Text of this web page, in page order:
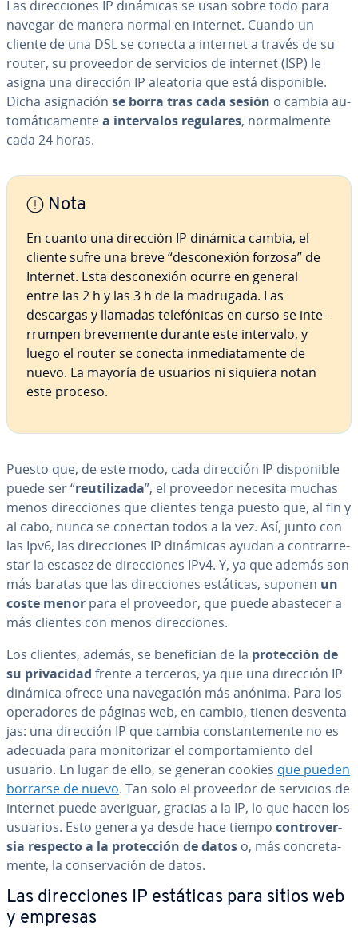
Las di­re­c­cio­nes IP dinámicas se usan sobre todo para
navegar de manera normal en internet. Cuando un
cliente de una DSL se conecta a internet a través de su
router, su proveedor de servicios de internet (ISP) le
asigna una dirección IP aleatoria que está di­s­po­ni­ble.
Dicha asi­g­na­ción se borra tras cada sesión o cambia au­
to­má­ti­ca­me­n­tea in­te­r­va­los regulares, no­r­ma­l­me­n­te
cada 24 horas.
Nota
En cuanto una dirección IP dinámica cambia, el
cliente sufre una breve “de­s­co­ne­xión forzosa” de
Internet. Esta de­s­co­ne­xión ocurre en general
entre las 2 h y las 3 h de la madrugada. Las
descargas y llamadas te­le­fó­ni­cas en curso se in­te­
rru­m­pen bre­ve­me­n­te durante este intervalo, y
luego el router se conecta in­me­dia­ta­me­n­te de
nuevo. La mayoría de usuarios ni siquiera notan
este proceso.
Puesto que, de este modo, cada dirección IP di­s­po­ni­ble
puede ser “re­uti­li­za­da”, el proveedor necesita muchas
menos di­re­c­cio­nes que clientes tenga puesto que, al fin y
al cabo, nunca se conectan todos a la vez. Así, junto con
las Ipv6, las di­re­c­cio­nes IP dinámicas ayudan a co­n­tra­rre­
s­tar la escasez de di­re­c­cio­nes IPv4. Y, ya que además son
más baratas que las di­re­c­cio­nes estáticas, suponen un
coste menor para el proveedor, que puede abastecer a
más clientes con menos di­re­c­cio­nes.
Los clientes, además, se be­ne­fi­cian de la pro­te­c­ción de
su pri­va­ci­dad frente a terceros, ya que una dirección IP
dinámica ofrece una na­ve­ga­ción más anónima. Para los
ope­ra­do­res de páginas web, en cambio, tienen de­s­ve­n­ta­
jas: una dirección IP que cambia co­n­s­ta­n­te­me­n­te no es
adecuada para mo­ni­to­ri­zar el co­m­po­r­ta­mie­n­to del
usuario. En lugar de ello, se generan cookies que pueden
borrarse de nuevo. Tan solo el proveedor de servicios de
internet puede averiguar, gracias a la IP, lo que hacen los
usuarios. Esto genera ya desde hace tiempo co­n­tro­ve­r­
sia respecto a la pro­te­c­ción de datos o, más co­n­cre­ta­
me­n­te, la co­n­se­r­va­ción de datos.
Las di­re­c­cio­nes IP estáticas para sitios web
y empresas